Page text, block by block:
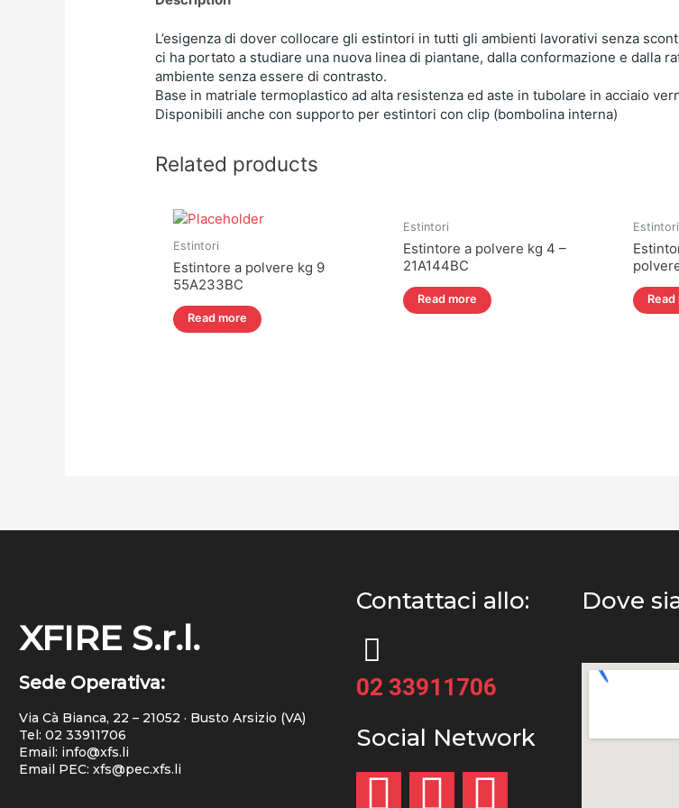
L’esigenza di dover collocare gli estintori in tutti gli ambienti lavorativi senza
ci ha portato a studiare una nuova linea di piantane, dalla conformazione e dalla
ambiente senza essere di contrasto.
Base in matriale termoplastico ad alta resistenza ed aste in tubolare in acciaio
Disponibili anche con supporto per estintori con clip (bombolina interna)
Related products
Estintori
Estintore a polvere kg 9
55A233BC
Read more
Estintori
Estintore a polvere kg 4 –
21A144BC
Read more
Estintori
Read
XFIRE S.r.l.
Sede Operativa:
Via Cà Bianca, 22 – 21052 · Busto Arsizio (VA)
Tel: 02 33911706
Email: info@xfs.li
Email PEC: xfs@pec.xfs.li
Contattaci allo:
02 33911706
Social Network
Dove